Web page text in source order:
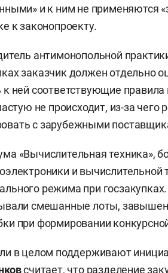
и к ним не применяются
к законопроекту.
антимонопольной
заказчик должен отдельно
ней соответствующие
не происходит, из-за чего
с зарубежными
«Вычислительная техника»,
и вычислительной
режима при
смешанные лоты,
при формировании
в целом поддерживают
считает, что разделение